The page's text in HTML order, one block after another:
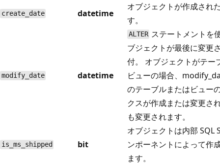
create_date datetime
オブジェクトが作成され
す。
modify_date datetime
ALTER ステートメントを
ブジェクトが最後に変更
付。 オブジェクトがテー
ビューの場合、
のテーブルまたはビュー
クスが作成または変更さ
も変更されます。
is_ms_shipped bit
オブジェクトは内部 SQL
ンポーネントによって作
ます。